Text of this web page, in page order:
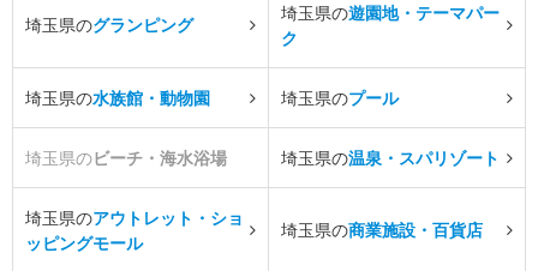
埼玉県のグランピング
埼玉県の遊園地・テーマパー
ク
埼玉県の水族館・動物園 埼玉県のプール
埼玉県のビーチ・海水浴場 埼玉県の温泉・スパリゾート
埼玉県のアウトレット・ショ
ッピングモール
埼玉県の商業施設・百貨店